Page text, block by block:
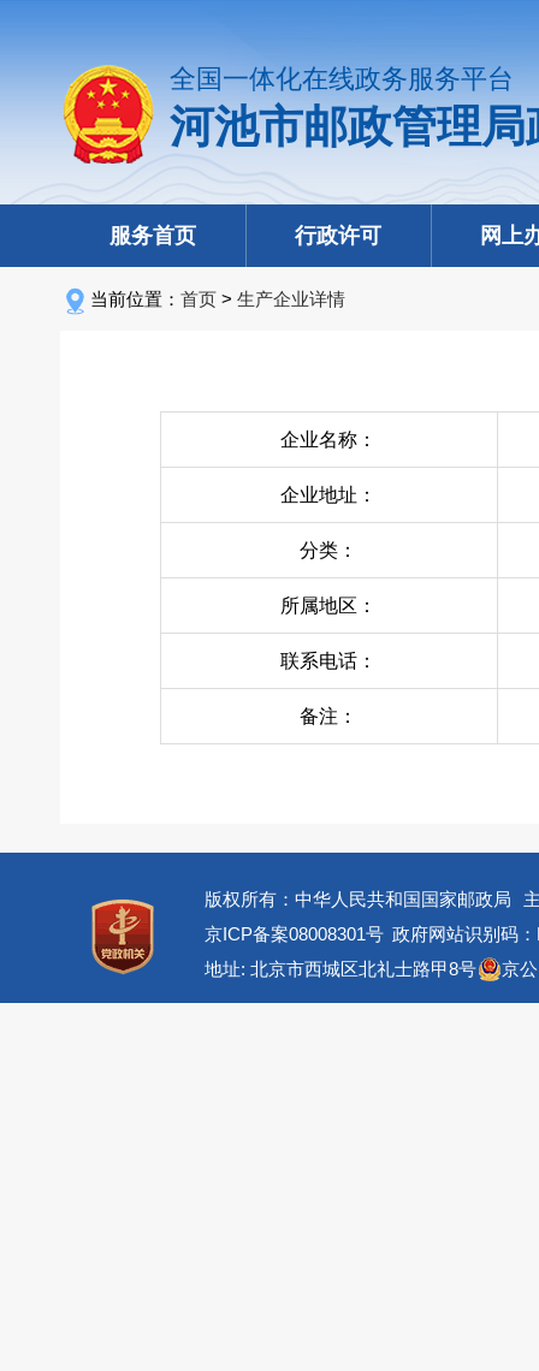
全国一体化在线政务服务平台
河池市邮政管理
服务首页 行政许可 网上
当前位置： 首页 > 生产企业详情
企业名称：
企业地址：
分类：
所属地区：
联系电话：
备注：
版权所有：中华人民共和国国家邮政局
京ICP备案08008301号 政府网站识别码
地址: 北京市西城区北礼士路甲8号
京